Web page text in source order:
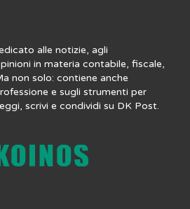
alle notizie, agli
in materia contabile, fiscale,
non solo: contiene anche
e sugli strumenti per
scrivi e condividi su DK Post.